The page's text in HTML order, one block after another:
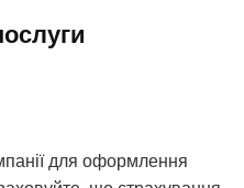
для оформлення